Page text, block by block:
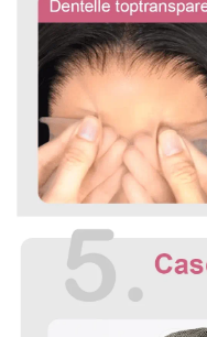
vip@shinehair.fr